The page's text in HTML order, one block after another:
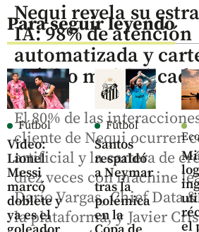
Para seguir leyendo
Fútbol
Video:
Lionel
Messi
marcó
doblete y
ya es el
Fútbol
Santos
respaldó
a Neymar
tras la
polémica
en la
el
Nequi revela su
IA: 98% de atención
automatizada y
crédito
El 80% de las
cliente de Nequi ocurren
artificial y la cartera de
diez veces con machine
Darío Vargas, Chief Data
la plataforma, y Javier